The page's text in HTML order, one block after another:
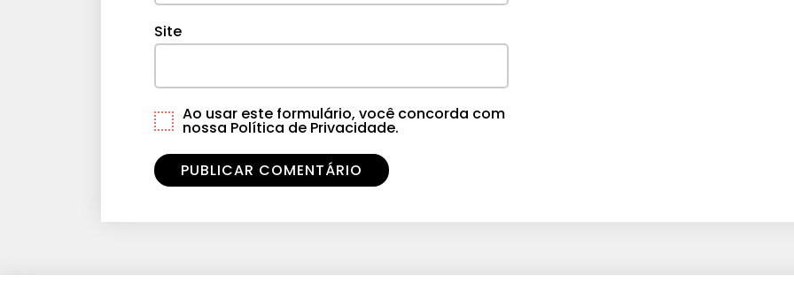
Site
Ao usar este formulário, você concorda com
nossa Política de Privacidade.